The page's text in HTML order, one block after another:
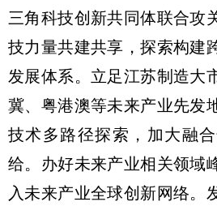
三角科技创新共同体联合攻
技力量共建共享，探索构建
发展体系。立足江苏制造大
冀、粤港澳等未来产业先发
技术多路径探索，加大融
给。办好未来产业相关领域
入未来产业全球创新网络。